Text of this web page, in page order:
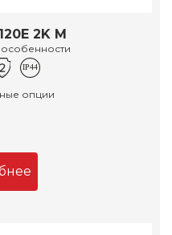
2K M
опции